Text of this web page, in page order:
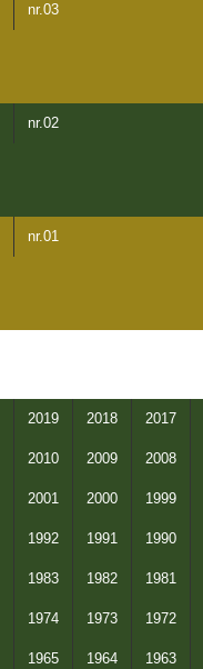
nr.03
nr.02
nr.01
2019 2018 2017
2010 2009 2008
2001 2000 1999
1992 1991 1990
1983 1982 1981
1974 1973 1972
1965 1964 1963